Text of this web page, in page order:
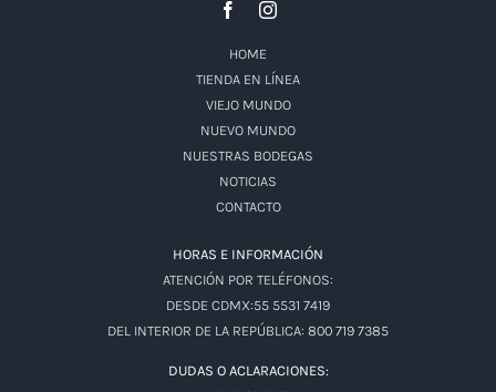
HOME
TIENDA EN LÍNEA
NUEVO MUNDO
NUESTRAS BODEGAS
NOTICIAS
CONTACTO
HORAS E INFORMACIÓN